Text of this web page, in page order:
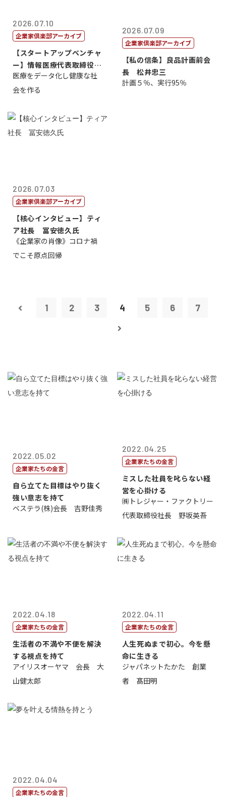
2026.07.10
企業家倶楽部アーカイブ
【スタートアップベンチャ
ー】情報医療代表取締役
原 聖吾
医療をデータ化し健康な社
会を作る
2026.07.09
企業家倶楽部アーカイブ
【私の信条】良品計画前会
長 松井忠三
計画５％、実行95％
2026.07.03
企業家倶楽部アーカイブ
【核心インタビュー】ティ
ア社長 冨安徳久氏
《企業家の肖像》コロナ禍
でこそ原点回帰
1 2 3 4 5 6 7
2022.05.02
企業家たちの金言
自ら立てた目標はやり抜く
強い意志を持て
ベステラ(株)会長 吉野佳秀
2022.04.25
企業家たちの金言
ミスした社員を叱らない経
営を心掛ける
㈱トレジャー・ファクトリー
代表取締役社長 野坂英吾
2022.04.18
企業家たちの金言
生活者の不満や不便を解決
する視点を持て
アイリスオーヤマ 会長 大
山健太郎
2022.04.11
企業家たちの金言
人生死ぬまで初心。今を懸
命に生きる
ジャパネットたかた 創業
者 髙田明
2022.04.04
企業家たちの金言